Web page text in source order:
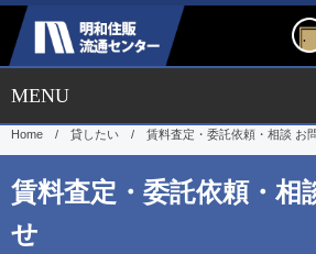
Home / 貸したい / 賃料査定・委託依頼・相談 お